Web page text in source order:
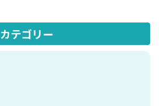
カテゴリー